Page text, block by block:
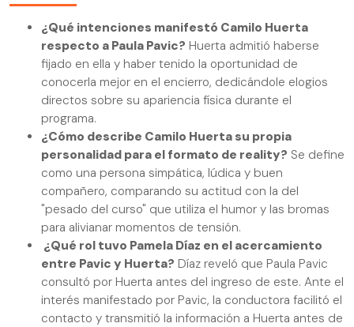
¿Qué intenciones manifestó Camilo Huerta
respecto a Paula Pavic? Huerta admitió haberse
fijado en ella y haber tenido la oportunidad de
conocerla mejor en el encierro, dedicándole elogios
directos sobre su apariencia física durante el
programa.
¿Cómo describe Camilo Huerta su propia
personalidad para el formato de reality? Se define
como una persona simpática, lúdica y buen
compañero, comparando su actitud con la del
"pesado del curso" que utiliza el humor y las bromas
para alivianar momentos de tensión.
¿Qué rol tuvo Pamela Díaz en el acercamiento
entre Pavic y Huerta? Díaz reveló que Paula Pavic
consultó por Huerta antes del ingreso de este. Ante el
interés manifestado por Pavic, la conductora facilitó el
contacto y transmitió la información a Huerta antes de